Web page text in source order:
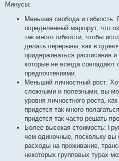
Минусы:
Меньшая свобода и
определенный маршрут, что
так много гибкости, чтобы
делать перерывы, как в
придерживаться расписания
которые не всегда
предпочтениями.
Меньший личностный рост:
сложными и полезными, вы
уровня личностного роста,
придется так много
придется так часто решать
Более высокая стоимость:
чем одиночные, поскольку вы
расходы на проживание,
некоторых групповых турах